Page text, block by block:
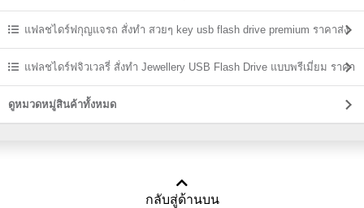
ส่ง แฟลชไดร์ฟกุญแจรถ สั่งทำ สวยๆ key usb flash drive premium ราคาส่ง
แฟลชไดร์ฟจิวเวลรี่ สั่งทำ Jewellery USB Flash Drive แบบพรีเมี่ยม ราคา
ส่ง
ดูหมวดหมู่สินค้าทั้งหมด
กลับสู่ด้านบน